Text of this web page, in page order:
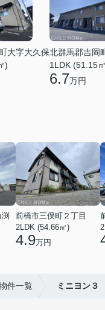
大字大久保
)
北群馬郡吉岡
1LDK (51.15
6.7万円
前橋市三俣町２丁目
2LDK (54.66㎡)
4.9万円
件一覧 ミニヨン３